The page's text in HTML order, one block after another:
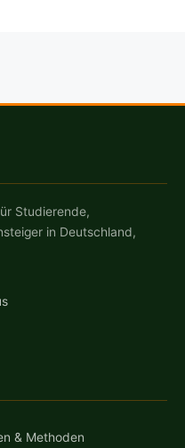
Studierende,
in Deutschland,
& Methoden